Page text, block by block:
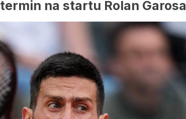
na startu Rolan Garosa